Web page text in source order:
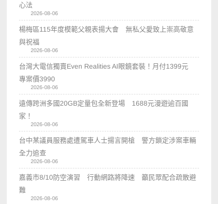
心法
2026-08-06
楊梅區115年度模範父親表揚大會 無私父愛致上崇高敬意
與祝福
2026-08-06
台灣大電信獨賣Even Realities AI眼鏡套裝！月付1399元
專案價3990
2026-08-06
遠傳跨洲多國20GB定量包全新登場 1688元漫遊逾百國
家！
2026-08-06
台中某議員服務處遭駕車人士揚言開槍 警方鎖定涉案車輛
全力追查
2026-08-06
嘉義市8/10防空演習 行動網路將降速 籲民眾配合疏散避
難
2026-08-06